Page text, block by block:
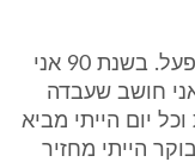
"בשנת 89 אני חושב שהיא עבדה במפעל. בשנת 90 אני
חושב שעבדה
יום הייתי מביא
הייתי מחזיר